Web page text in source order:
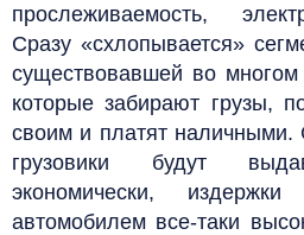
прослеживаемость,
Сразу «схлопывается»
существовавшей во многом
которые забирают грузы,
своим и платят наличными.
грузовики будут
экономически,
автомобилем все-таки